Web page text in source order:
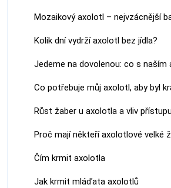
Mozaikový axolotl – nejvzácnější
Kolik dní vydrží axolotl bez jídla?
Jedeme na dovolenou: co s naším
Co potřebuje můj axolotl, aby byl
Růst žaber u axolotla a vliv
Proč mají někteří axolotlové velké
Čím krmit axolotla
Jak krmit mláďata axolotlů